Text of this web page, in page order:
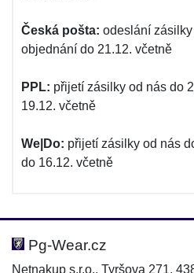
Česká pošta: odeslání
objednání do 21.12. včetně
PPL: přijetí zásilky od nás do
19.12. včetně
We|Do: přijetí zásilky od nás
do 16.12. včetně
Pg-Wear.cz
Netnakup s.r.o., Tyršova 271,